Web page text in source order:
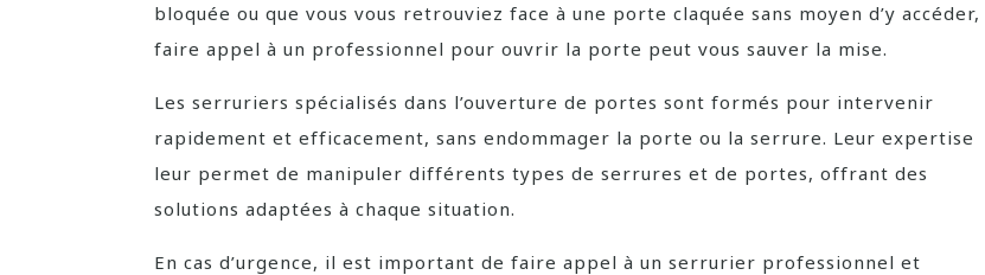
bloquée ou que vous vous retrouviez face à une porte claquée sans moyen d’y accéder,
faire appel à un professionnel pour ouvrir la porte peut vous sauver la mise.
Les serruriers spécialisés dans l’ouverture de portes sont formés pour intervenir
rapidement et efficacement, sans endommager la porte ou la serrure. Leur expertise
leur permet de manipuler différents types de serrures et de portes, offrant des
solutions adaptées à chaque situation.
En cas d’urgence, il est important de faire appel à un serrurier professionnel et